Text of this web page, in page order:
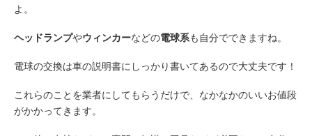
よ。
ヘッドランプやウィンカーなどの電球系も自分でできますね。
電球の交換は車の説明書にしっかり書いてあるので大丈夫です！
これらのことを業者にしてもらうだけで、なかなかのいいお値段
がかかってきます。